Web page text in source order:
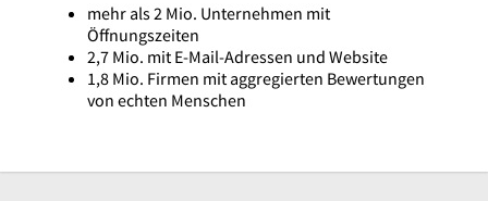
mehr als 2 Mio. Unternehmen mit
Öffnungszeiten
2,7 Mio. mit E-Mail-Adressen und Website
1,8 Mio. Firmen mit aggregierten Bewertungen
von echten Menschen